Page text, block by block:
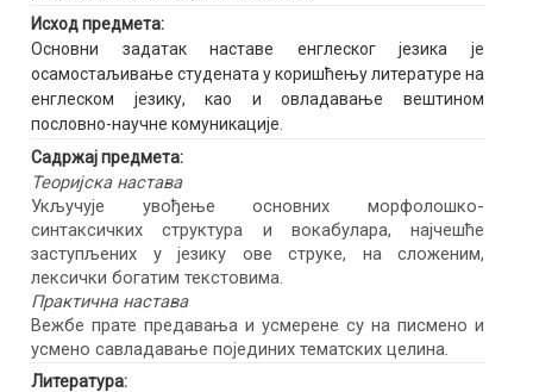
Исход предмета:
Основни задатак наставе енглеског језика је
осамостаљивање студената у коришћењу литературе на
енглеском језику, као и овладавање вештином
пословно-научне комуникације.
Садржај предмета:
Теоријска настава
Укључује увођење основних морфолошко-
синтаксичких структура и вокабулара, најчешће
заступљених у језику ове струке, на сложеним,
лексички богатим текстовима.
Практична настава
Вежбе прате предавања и усмерене су на писмено и
усмено савладавање појединих тематских целина.
Литература: